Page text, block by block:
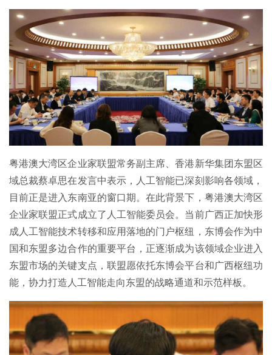
简体中文
繁体中文
English
粤港澳大湾区企业家联盟常务副主席、香港新华集团东盟区
域总裁蔡卓思在发言中表示，人工智能已深刻影响各领域，
目前正是进入东南亚的窗口期。在此背景下，粤港澳大湾区
企业家联盟正式成立了人工智能委员会。当前广西正加快形
成人工智能技术转移和应用落地的门户枢纽，东博会作为中
国和东盟多边合作的重要平台，正逐渐成为该领域企业进入
东盟市场的关键支点，联盟愿依托东博会平台和广西枢纽功
能，协力打造人工智能走向东盟的战略通道和示范样板。